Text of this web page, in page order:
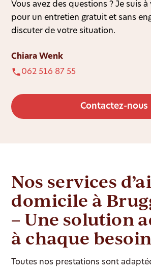
Vous avez des questions ? Je suis
pour un entretien gratuit et sans
discuter de votre situation.
Chiara Wenk
062 516 87 55
Contactez-nous
Nos services
domicile à
– Une solution
à chaque besoin
Toutes nos prestations sont